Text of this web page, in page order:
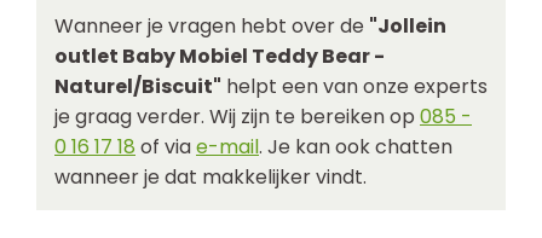
Wanneer je vragen hebt over de "Jollein
outlet Baby Mobiel Teddy Bear -
Naturel/Biscuit" helpt een van onze experts
je graag verder. Wij zijn te bereiken op 085 -
0 16 17 18 of viae-mail. Je kan ook chatten
wanneer je dat makkelijker vindt.